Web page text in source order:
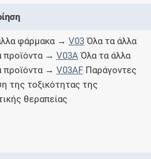
και ιατρικές πράξεις
ότι...
φάρμακα → V03Όλα τα άλλα
προϊόντα → V03AΌλα τα άλλα
προϊόντα → V03AFΠαράγοντες
της τοξικότητας της
θεραπείας